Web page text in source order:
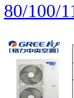
80/100/